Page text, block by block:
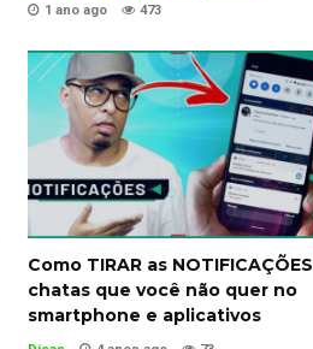
1 ano ago
473
Como TIRAR as NOTIFICAÇÕES
chatas que você não quer no
smartphone e aplicativos